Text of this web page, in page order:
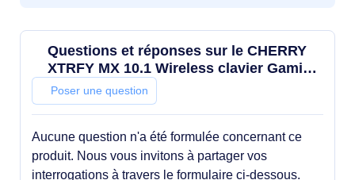
Questions et réponses sur le CHERRY
XTRFY MX 10.1 Wireless clavier Gaming
USB + RF Wireless + Bluetooth AZERTY
Français Noir
Poser une question
Aucune question n'a été formulée concernant ce
produit. Nous vous invitons à partager vos
interrogations à travers le formulaire ci-dessous.